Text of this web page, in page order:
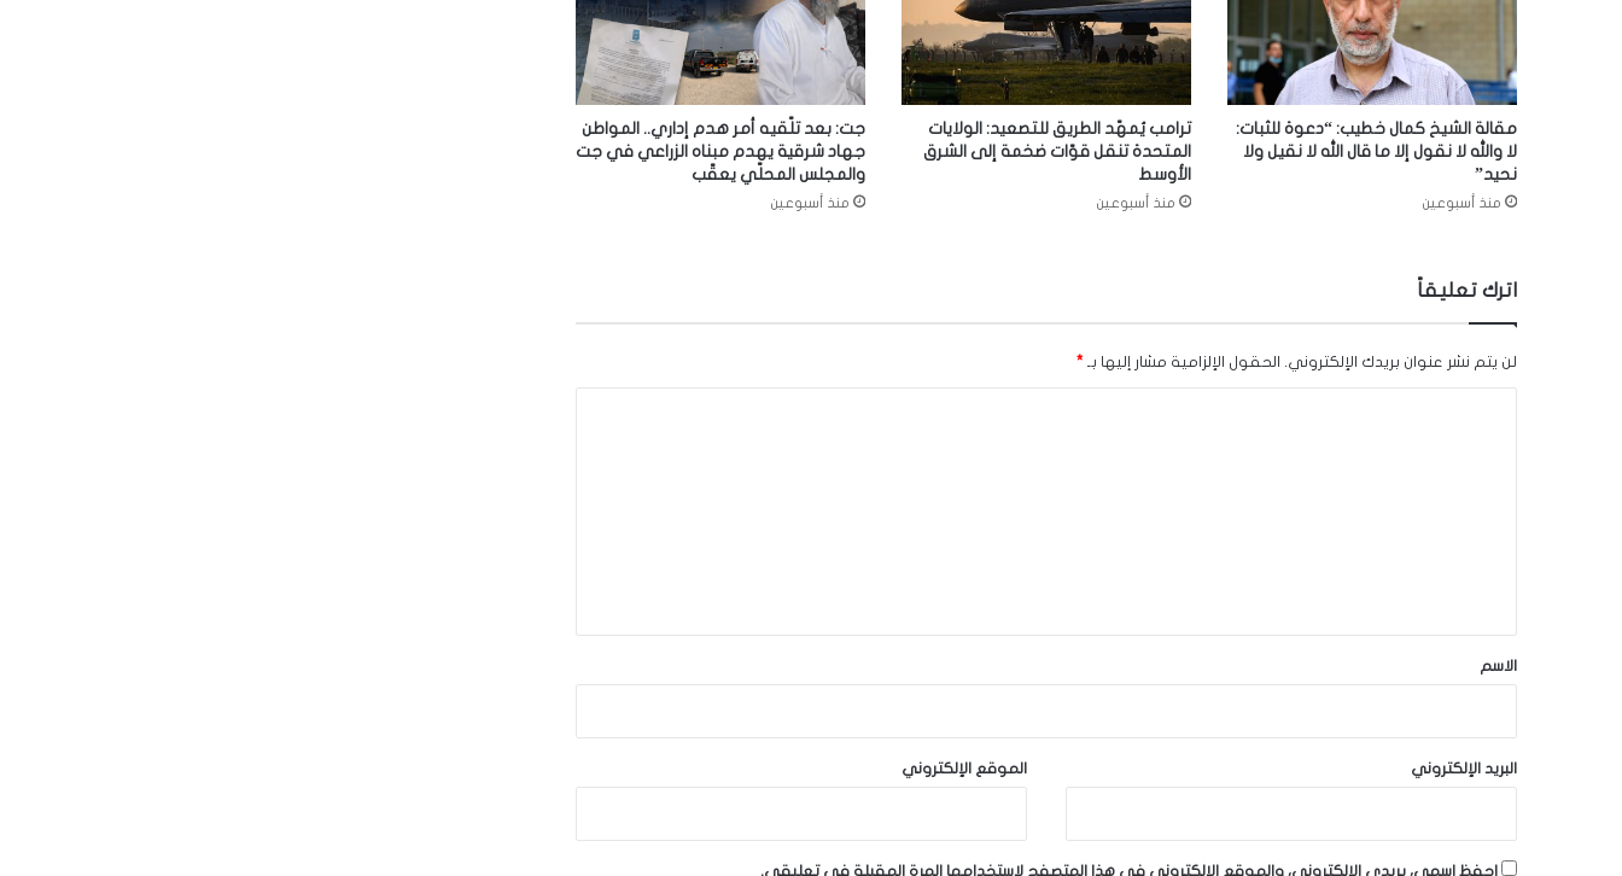
مقالة الشيخ كمال خطيب: “دعوة للثبات:
لا والله لا نقول إلا ما قال الله لا نقيل ولا
نحيد”
منذ أسبوعين
ترامب يُمهّد الطريق للتصعيد: الولايات
المتحدة تنقل قوّات ضخمة إلى الشرق
الأوسط
منذ أسبوعين
جت: بعد تلّقيه أمر هدم إداري.. المواطن
جهاد شرقية يهدم مبناه الزراعي في جت
والمجلس المحلّي يعقّب
منذ أسبوعين
اترك تعليقاً
لن يتم نشر عنوان بريدك الإلكتروني. الحقول الإلزامية مشار إليها بـ *
*
الاسم
البريد الإلكتروني الموقع الإلكتروني
احفظ اسمي، بريدي الإلكتروني، والموقع الإلكتروني في هذا المتصفح لاستخدامها المرة المقبلة في تعليقي.